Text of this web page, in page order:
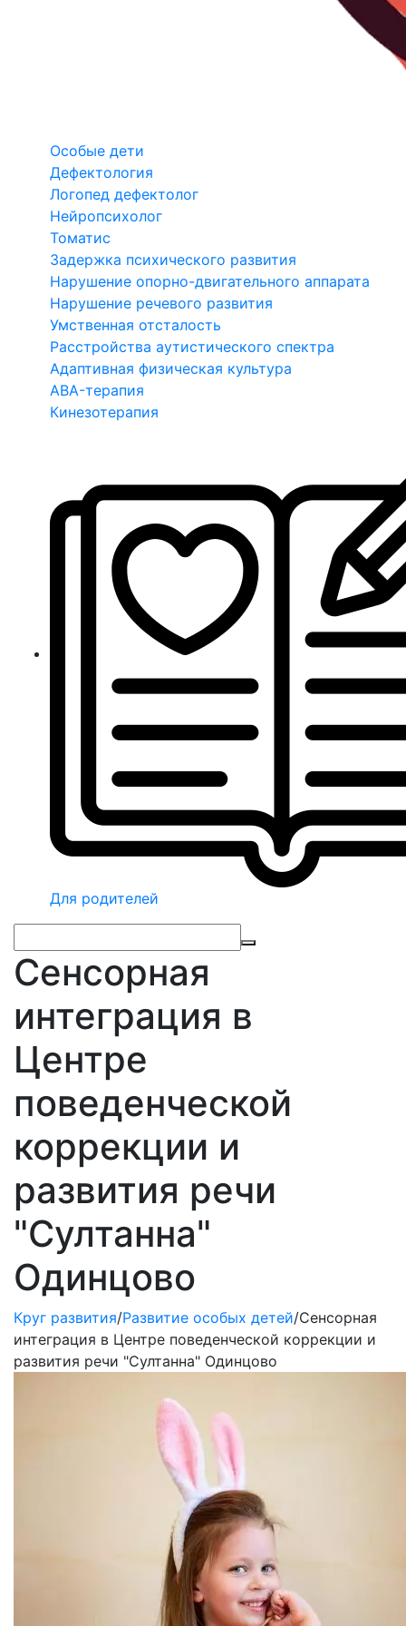
Особые дети
Дефектология
Логопед дефектолог
Нейропсихолог
Томатис
Задержка психического развития
Нарушение опорно-двигательного аппарата
Нарушение речевого развития
Умственная отсталость
Расстройства аутистического спектра
Адаптивная физическая культура
ABA-терапия
Кинезотерапия
Для родителей
Сенсорная
интеграция в
Центре
поведенческой
коррекции и
развития речи
"Султанна"
Одинцово
Круг развития/Развитие особых детей/Сенсорная
интеграция в Центре поведенческой коррекции и
развития речи "Султанна" Одинцово